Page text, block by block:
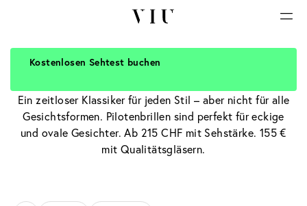
Ein zeitloser Klassiker für jeden Stil – aber nicht für alle
Gesichtsformen. Pilotenbrillen sind perfekt für eckige
und ovale Gesichter. Ab 215 CHF mit Sehstärke. 155 €
mit Qualitätsgläsern.
Kostenlosen Sehtest buchen